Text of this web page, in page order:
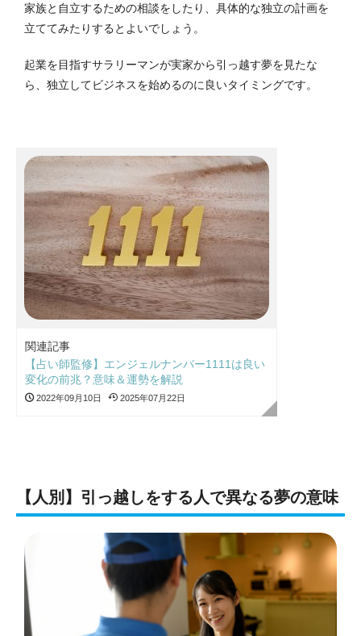
家族と自立するための相談をしたり、具体的な独立の計画を
立ててみたりするとよいでしょう。
起業を目指すサラリーマンが実家から引っ越す夢を見たな
ら、独立してビジネスを始めるのに良いタイミングです。
関連記事
【占い師監修】エンジェルナンバー1111は良い
変化の前兆？意味＆運勢を解説
2022年09月10日 2025年07月22日
【人別】引っ越しをする人で異なる夢の意味